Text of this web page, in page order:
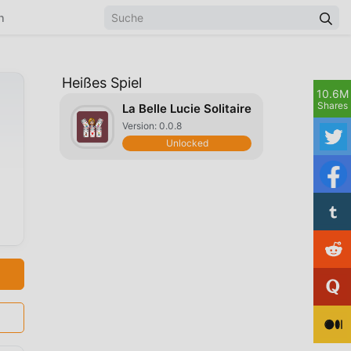
Heißes Spiel
La Belle Lucie Solitaire
Version: 0.0.8
Unlocked
10.6M
Shares